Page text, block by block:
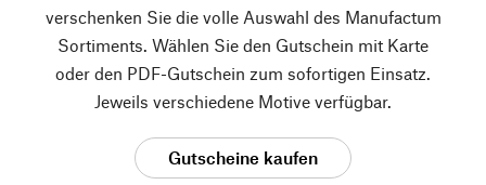
verschenken Sie die volle Auswahl des Manufactum
Sortiments. Wählen Sie den Gutschein mit Karte
oder den PDF-Gutschein zum sofortigen Einsatz.
Jeweils verschiedene Motive verfügbar.
Gutscheine kaufen